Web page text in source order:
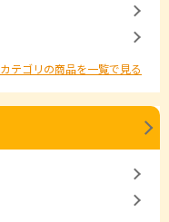
カテゴリの商品を一覧で見る